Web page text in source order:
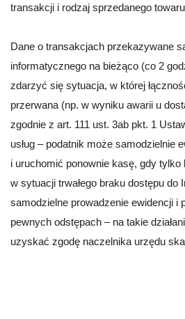
transakcji i rodzaj sprzedanego
Dane o transakcjach przekazywane
informatycznego na bieżąco (co 2
zdarzyć się sytuacja, w której
przerwana (np. w wyniku awarii u
zgodnie z art. 111 ust. 3ab pkt. 1
usług – podatnik może samodzielnie
i uruchomić ponownie kasę, gdy
w sytuacji trwałego braku dostępu do
samodzielne prowadzenie ewidencji i
pewnych odstępach – na takie
uzyskać zgodę naczelnika urzędu